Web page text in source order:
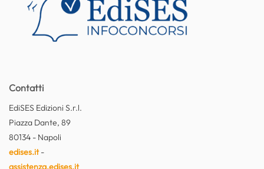
Contatti
EdiSES Edizioni S.r.l.
Piazza Dante, 89
80134 - Napoli
edises.it-
assistenza.edises.it